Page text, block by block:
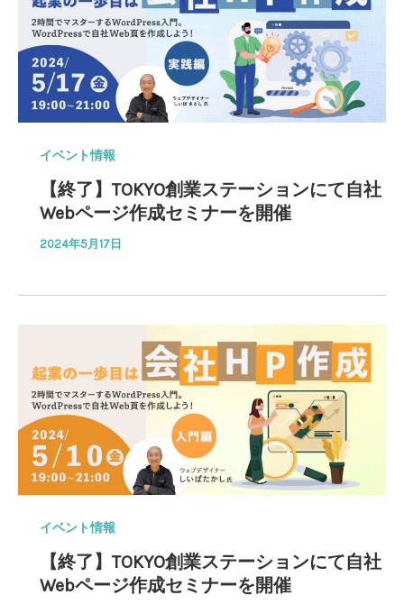
イベント情報
【終了】TOKYO創業ステーションにて自社
Webページ作成セミナーを開催
2024年5月17日
イベント情報
【終了】TOKYO創業ステーションにて自社
Webページ作成セミナーを開催